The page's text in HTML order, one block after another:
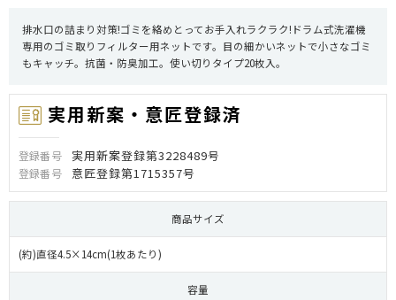
排水口の詰まり対策!ゴミを絡めとってお手入れラクラク!ドラム式洗濯機
専用のゴミ取りフィルター用ネットです。目の細かいネットで小さなゴミ
もキャッチ。抗菌・防臭加工。使い切りタイプ20枚入。
実用新案・意匠登録済
登録番号 実用新案登録第3228489号
登録番号 意匠登録第1715357号
商品サイズ
(約)直径4.5×14cm(1枚あたり)
容量